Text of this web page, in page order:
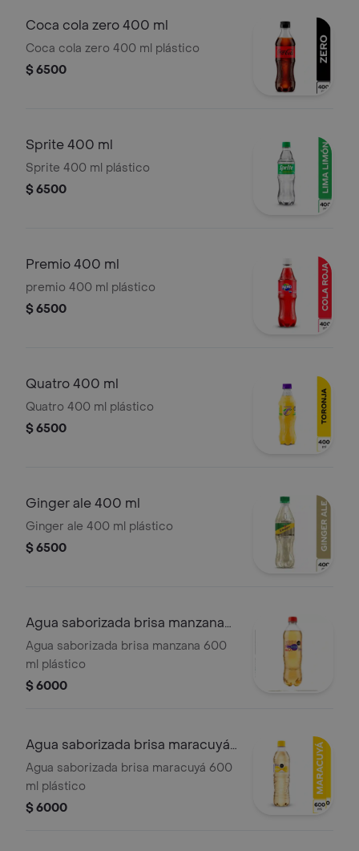
Coca cola zero 400 ml
Coca cola zero 400 ml plástico
$ 6500
Sprite 400 ml
Sprite 400 ml plástico
$ 6500
Premio 400 ml
premio 400 ml plástico
$ 6500
Quatro 400 ml
Quatro 400 ml plástico
$ 6500
Ginger ale 400 ml
Ginger ale 400 ml plástico
$ 6500
Agua saborizada brisa manzana
600 ml
Agua saborizada brisa manzana 600
ml plástico
$ 6000
Agua saborizada brisa maracuyá
600 ml
Agua saborizada brisa maracuyá 600
ml plástico
$ 6000